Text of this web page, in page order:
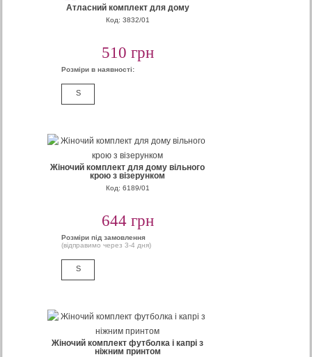
Атласний комплект для дому
Код: 3832/01
510 грн
Розміри в наявності:
S
Жіночий комплект для дому вільного
крою з візерунком
Код: 6189/01
644 грн
Розміри під замовлення
(відправимо через 3-4 дня)
S
Жіночий комплект футболка і капрі з
ніжним принтом